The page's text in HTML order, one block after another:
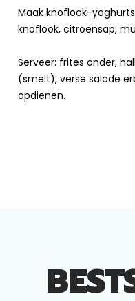
Maak knoflook-
knoflook, citroensap,
Serveer: frites onder,
(smelt), verse salade
opdienen.